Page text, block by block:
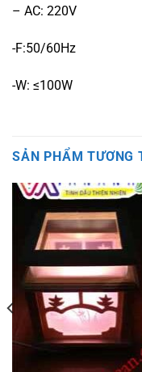
– AC: 220V
-F:50/60Hz
-W: ≤100W
SẢN PHẨM TƯƠNG